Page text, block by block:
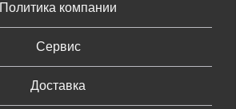
Политика компании
Сервис
Доставка